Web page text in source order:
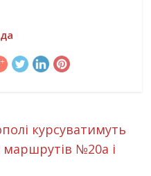
курсуватимуть
№20а і